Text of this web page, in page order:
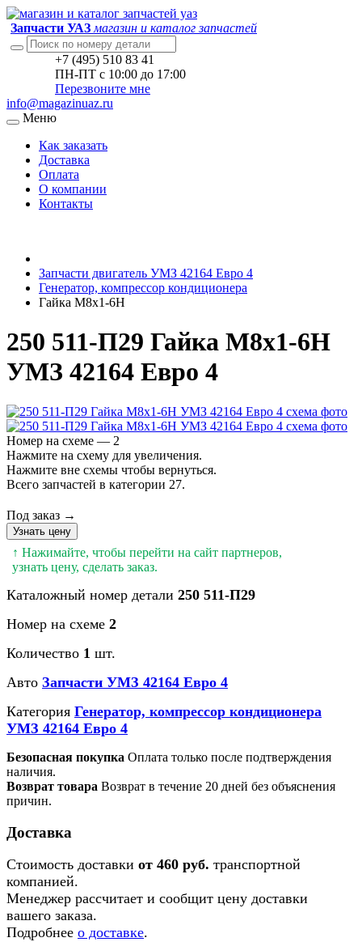
Запчасти УАЗ магазин и каталог запчастей
+7 (495) 510 83 41
ПН-ПТ с 10:00 до 17:00
Перезвоните мне
info@magazinuaz.ru
Меню
Как заказать
Доставка
Оплата
О компании
Контакты
Запчасти двигатель УМЗ 42164 Евро 4
Генератор, компрессор кондиционера
Гайка М8х1-6H
250 511-П29 Гайка М8х1-6H
УМЗ 42164 Евро 4
Номер на схеме — 2
Нажмите на схему для увеличения.
Нажмите вне схемы чтобы вернуться.
Всего запчастей в категории 27.
Под заказ →
Узнать цену
↑ Нажимайте, чтобы перейти на сайт партнеров,
узнать цену, сделать заказ.
Каталожный номер детали 250 511-П29
Номер на схеме 2
Количество 1 шт.
Авто Запчасти УМЗ 42164 Евро 4
Категория Генератор, компрессор кондиционера
УМЗ 42164 Евро 4
Безопасная покупка Оплата только после подтверждения
наличия.
Возврат товара Возврат в течение 20 дней без объяснения
причин.
Доставка
Стоимость доставки от 460 руб. транспортной
компанией.
Менеджер рассчитает и сообщит цену доставки
вашего заказа.
Подробнее о доставке.